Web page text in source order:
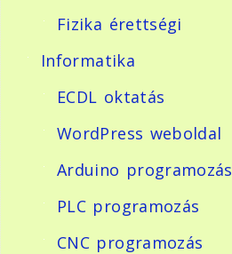
Fizika érettségi
Informatika
ECDL oktatás
WordPress weboldal
Arduino programozás
PLC programozás
CNC programozás